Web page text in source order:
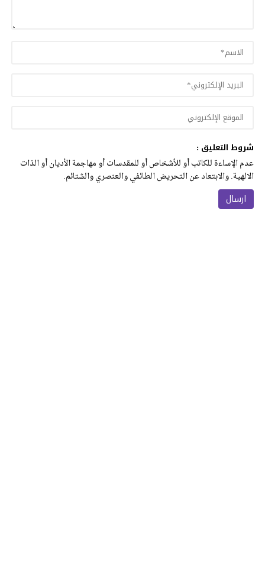
شروط التعليق :
عدم الإساءة للكاتب أو للأشخاص أو للمقدسات أو مهاجمة الأديان أو الذات
الالهية. والابتعاد عن التحريض الطائفي والعنصري والشتائم.